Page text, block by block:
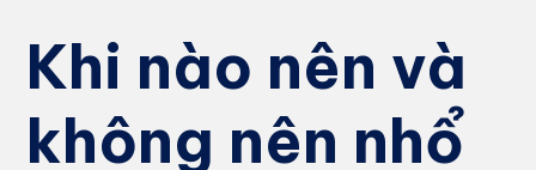
Khi nào nên và
không nên nhổ